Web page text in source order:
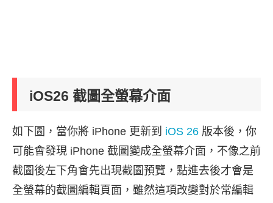
iOS26 截圖全螢幕介面
如下圖，當你將 iPhone 更新到 iOS 26 版本後，你
可能會發現 iPhone 截圖變成全螢幕介面，不像之前
截圖後左下角會先出現截圖預覽，點進去後才會是
全螢幕的截圖編輯頁面，雖然這項改變對於常編輯